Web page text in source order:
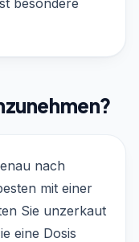
besondere
nach
mit einer
Sie unzerkaut
eine Dosis